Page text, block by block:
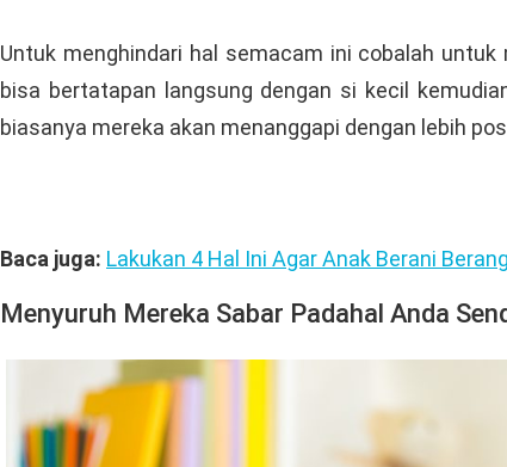
Untuk menghindari hal semacam ini cobalah
bisa bertatapan langsung dengan si kecil
biasanya mereka akan menanggapi dengan lebih
Baca juga: Lakukan 4 Hal Ini Agar Anak Berani
Menyuruh Mereka Sabar Padahal Anda